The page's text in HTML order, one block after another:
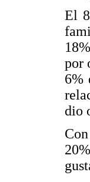
El
por
6%
dio